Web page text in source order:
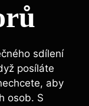
⁤sdílení
posíláte
aby
osob. S